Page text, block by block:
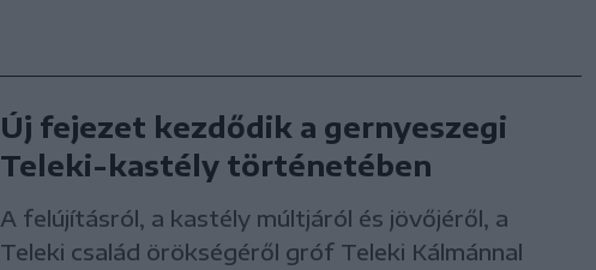
Új fejezet kezdődik a gernyeszegi
Teleki-kastély történetében
A felújításról, a kastély múltjáról és jövőjéről, a
Teleki család örökségéről gróf Teleki Kálmánnal